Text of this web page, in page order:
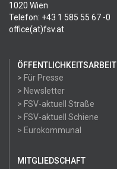
1020 Wien
Telefon: +43 1 585 55 67 -0
office(at)fsv.at
ÖFFENTLICHKEITSARBEIT
> Für Presse
> Newsletter
> FSV-aktuell Straße
> FSV-aktuell Schiene
> Eurokommunal
MITGLIEDSCHAFT